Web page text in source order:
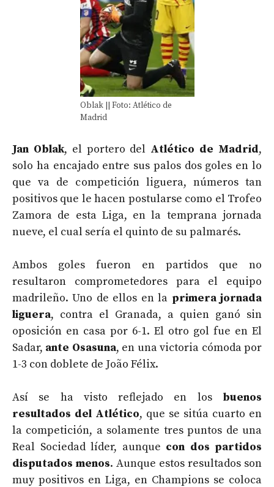
Oblak || Foto: Atlético de
Madrid
Jan Oblak, el portero del Atlético de Madrid,
solo ha encajado entre sus palos dos goles en lo
que va de competición liguera, números tan
positivos que le hacen postularse como el Trofeo
Zamora de esta Liga, en la temprana jornada
nueve, el cual sería el quinto de su palmarés.
Ambos goles fueron en partidos que no
resultaron comprometedores para el equipo
madrileño. Uno de ellos en la primera jornada
liguera, contra el Granada, a quien ganó sin
oposición en casa por 6-1. El otro gol fue en El
Sadar, ante Osasuna, en una victoria cómoda por
1-3 con doblete de João Félix.
Así se ha visto reflejado en losbuenos
resultados del Atlético, que se sitúa cuarto en
la competición, a solamente tres puntos de una
Real Sociedad líder, aunque con dos partidos
disputados menos. Aunque estos resultados son
muy positivos en Liga, en Champions se coloca